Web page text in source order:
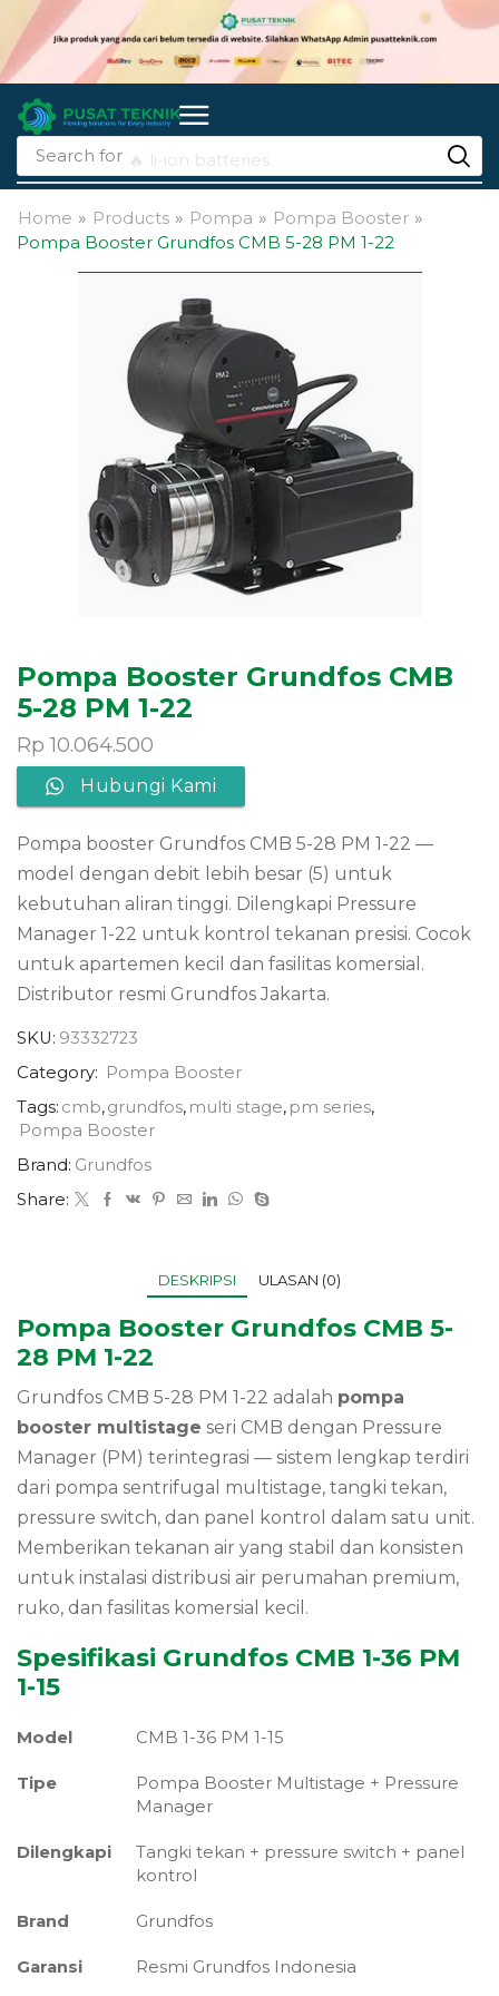
Search for 🔥 li-ion batteries
Home » Products » Pompa » Pompa Booster »
Pompa Booster Grundfos CMB 5-28 PM 1-22
Pompa Booster Grundfos CMB
5-28 PM 1-22
Rp 10.064.500
Hubungi Kami
Pompa booster Grundfos CMB 5-28 PM 1-22 —
model dengan debit lebih besar (5) untuk
kebutuhan aliran tinggi. Dilengkapi Pressure
Manager 1-22 untuk kontrol tekanan presisi. Cocok
untuk apartemen kecil dan fasilitas komersial.
Distributor resmi Grundfos Jakarta.
SKU: 93332723
Category: Pompa Booster
Tags: cmb,grundfos, multi stage,pm series,
Pompa Booster
Brand: Grundfos
Share:
DESKRIPSI ULASAN (0)
Pompa Booster Grundfos CMB 5-
28 PM 1-22
Grundfos CMB 5-28 PM 1-22 adalah pompa
booster multistage seri CMB dengan Pressure
Manager (PM) terintegrasi — sistem lengkap terdiri
dari pompa sentrifugal multistage, tangki tekan,
pressure switch, dan panel kontrol dalam satu unit.
Memberikan tekanan air yang stabil dan konsisten
untuk instalasi distribusi air perumahan premium,
ruko, dan fasilitas komersial kecil.
Spesifikasi Grundfos CMB 1-36 PM
1-15
Model CMB 1-36 PM 1-15
Tipe
Pompa Booster Multistage + Pressure
Manager
Dilengkapi
Tangki tekan + pressure switch + panel
kontrol
Brand Grundfos
Garansi Resmi Grundfos Indonesia